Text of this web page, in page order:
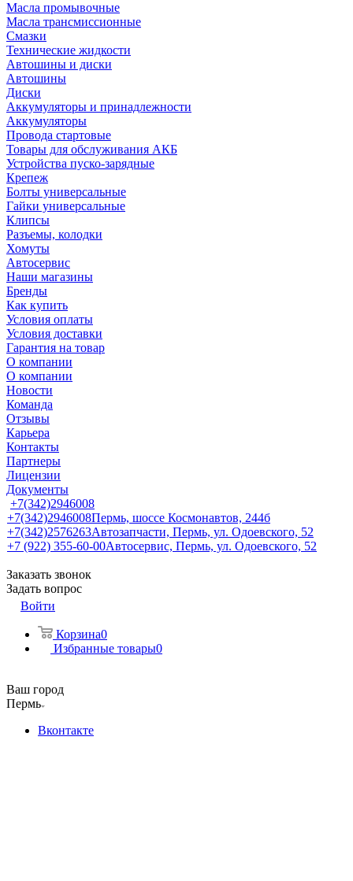
Масла промывочные
Масла трансмиссионные
Смазки
Технические жидкости
Автошины и диски
Автошины
Диски
Аккумуляторы и принадлежности
Аккумуляторы
Провода стартовые
Товары для обслуживания АКБ
Устройства пуско-зарядные
Крепеж
Болты универсальные
Гайки универсальные
Клипсы
Разъемы, колодки
Хомуты
Автосервис
Наши магазины
Бренды
Как купить
Условия оплаты
Условия доставки
Гарантия на товар
О компании
О компании
Новости
Команда
Отзывы
Карьера
Контакты
Партнеры
Лицензии
Документы
+7(342)2946008
+7(342)2946008Пермь, шоссе Космонавтов, 244б
+7(342)2576263Автозапчасти, Пермь, ул. Одоевского, 52
+7 (922) 355-60-00Автосервис, Пермь, ул. Одоевского, 52
Заказать звонок
Задать вопрос
Войти
Корзина0
Избранные товары0
Ваш город
Пермь
Вконтакте